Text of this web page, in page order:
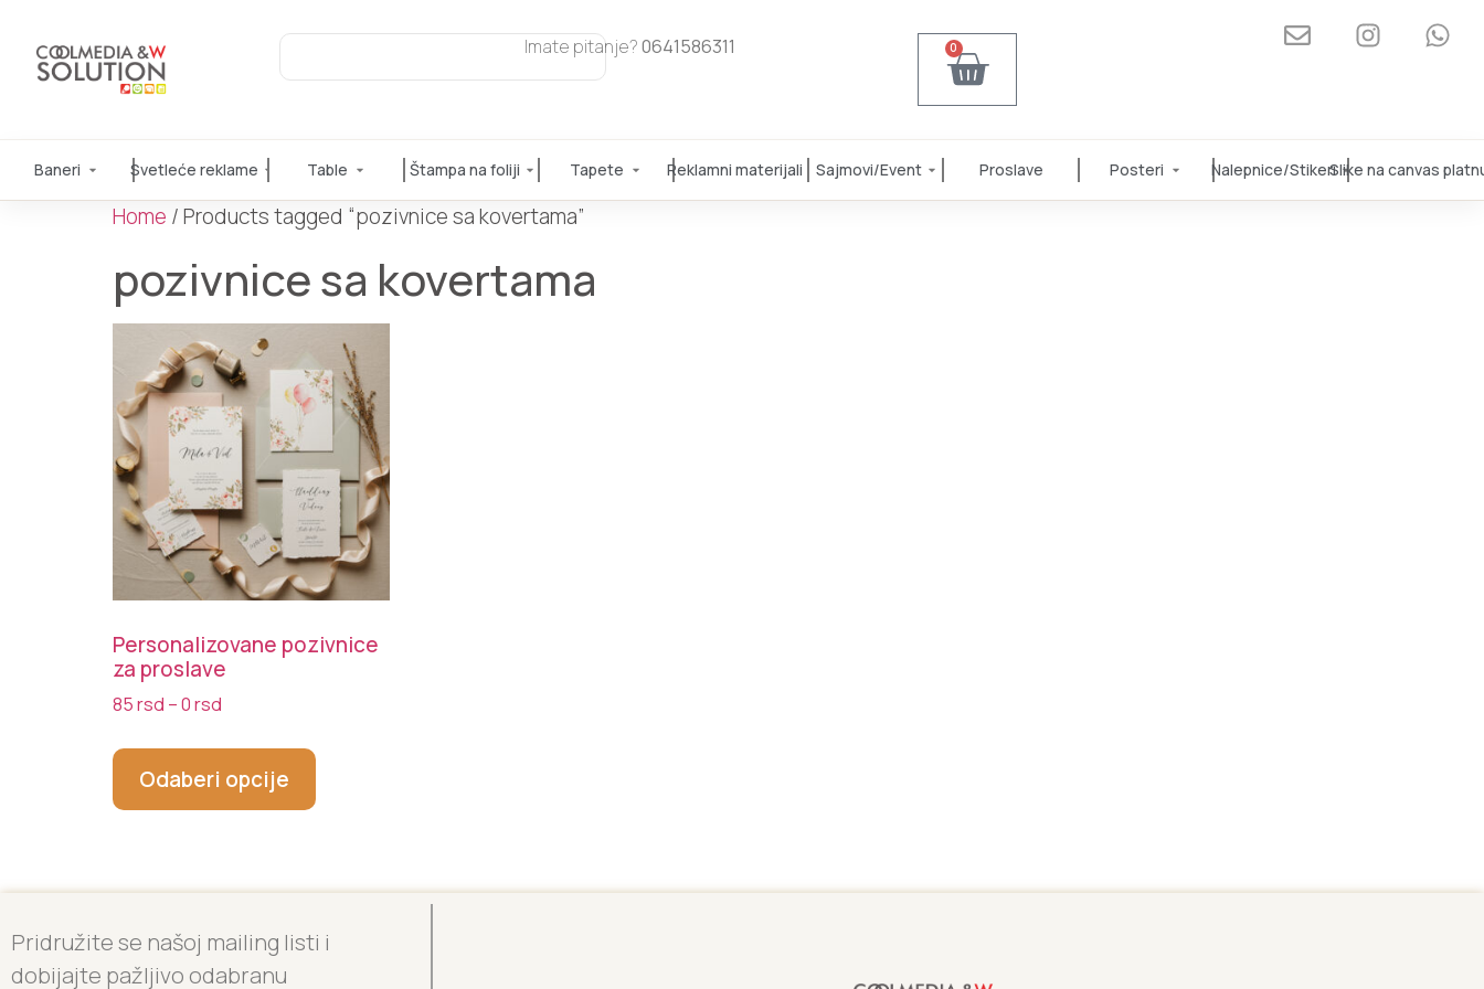
Imate pitanje?0641586311 0
Baneri Svetleće reklame Table Štampa na foliji Tapete Reklamni materijali Sajmovi/Event Proslave Posteri Nalepnice/StikeriSlike na canvas
Home / Products tagged “pozivnice sa kovertama”
pozivnice sa kovertama
Personalizovane pozivnice
za proslave
85rsd –0rsd
Odaberi opcije
Pridružite se našoj mailing listi i
dobijajte pažljivo odabranu